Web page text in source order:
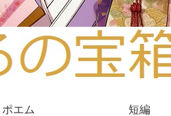
ポエム 短編